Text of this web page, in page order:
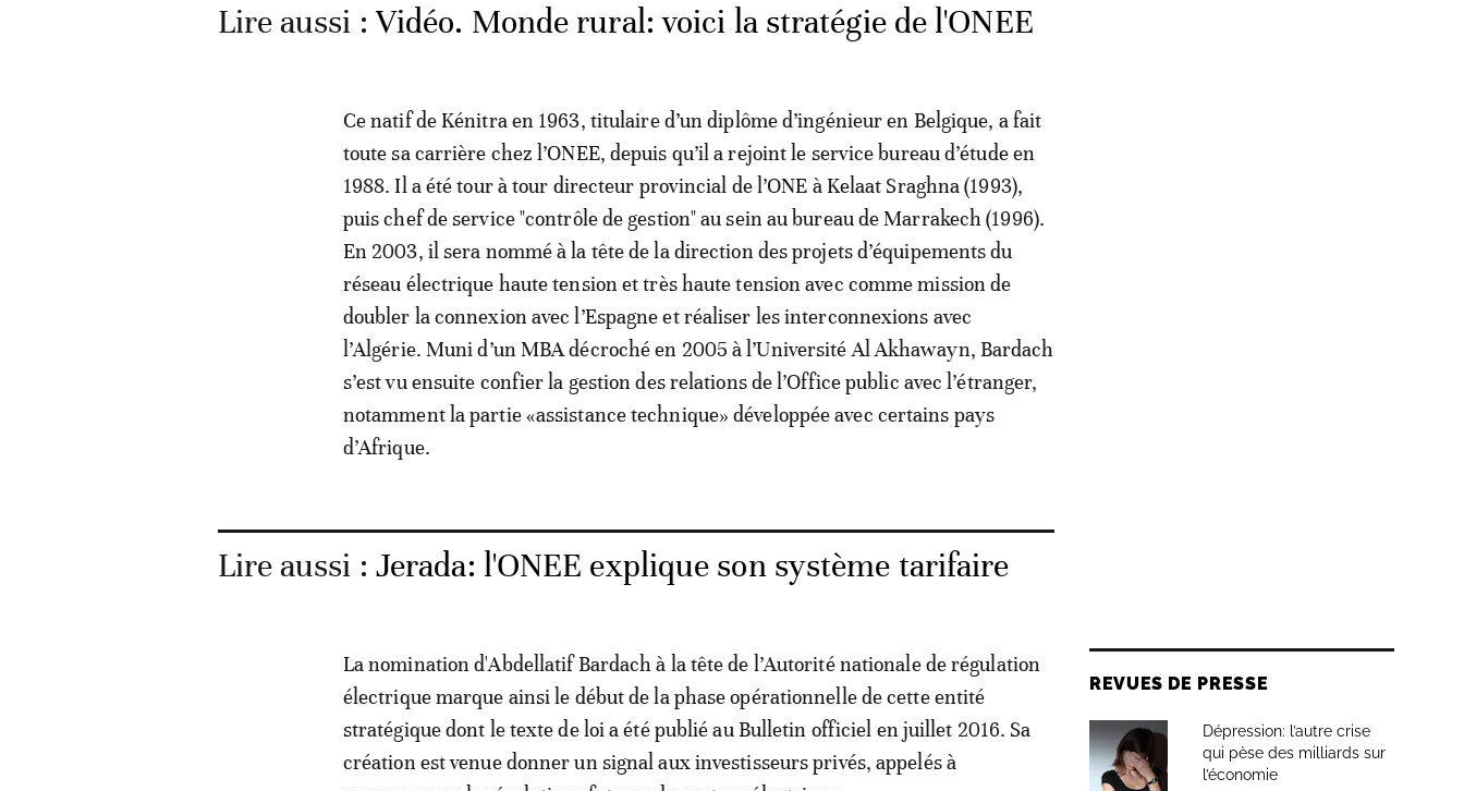
Lire aussi :Vidéo. Monde rural: voici la stratégie de l'ONEE
Ce natif de Kénitra en 1963, titulaire d’un diplôme d’ingénieur en Belgique, a fait
toute sa carrière chez l’ONEE, depuis qu’il a rejoint le service bureau d’étude en
1988. Il a été tour à tour directeur provincial de l’ONE à Kelaat Sraghna (1993),
puis chef de service "contrôle de gestion" au sein au bureau de Marrakech (1996).
En 2003, il sera nommé à la tête de la direction des projets d’équipements du
réseau électrique haute tension et très haute tension avec comme mission de
doubler la connexion avec l’Espagne et réaliser les interconnexions avec
l’Algérie. Muni d’un MBA décroché en 2005 à l’Université Al Akhawayn, Bardach
s’est vu ensuite confier la gestion des relations de l’Office public avec l’étranger,
notamment la partie «assistance technique» développée avec certains pays
d’Afrique.
Lire aussi : Jerada: l'ONEE explique son système tarifaire
La nomination d'Abdellatif Bardach à la tête de l’Autorité nationale de régulation
électrique marque ainsi le début de la phase opérationnelle de cette entité
stratégique dont le texte de loi a été publié au Bulletin officiel en juillet 2016. Sa
création est venue donner un signal aux investisseurs privés, appelés à
REVUES DE PRESSE
Dépression: l’autre crise
qui pèse des milliards sur
l’économie